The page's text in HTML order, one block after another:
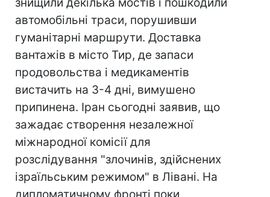
автомобільні траси, порушивши
гуманітарні маршрути. Доставка
вантажів в місто Тир, де запаси
продовольства і медикаментів
вистачить на 3-4 дні, вимушено
припинена. Іран сьогодні заявив, що
зажадає створення незалежної
міжнародної комісії для
розслідування "злочинів, здійснених
ізраїльським режимом" в Лівані. На